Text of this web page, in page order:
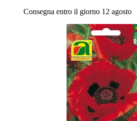
Consegna entro il giorno 12 agosto